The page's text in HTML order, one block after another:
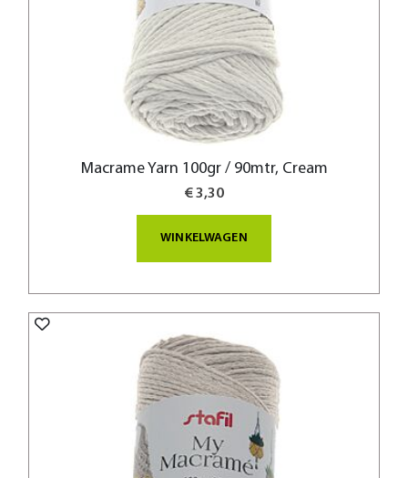
Macrame Yarn 100gr / 90mtr, Cream
€ 3,30
WINKELWAGEN